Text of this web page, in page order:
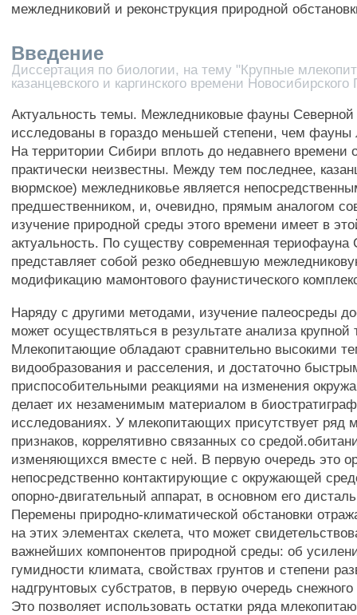
межледниковий и реконструкция природной
Введение
Диссертация по биологии, на тему "Крупные
казанцевского и каргинского времени
Актуальность темы. Межледниковые фауны
исследованы в гораздо меньшей степени, чем фауны
На территории Сибири вплоть до недавнего времени
практически неизвестны. Между тем последнее,
вюрмское) межледниковье является
предшественником, и, очевидно, прямым аналогом
изучение природной среды этого времени имеет в
актуальность. По существу современная териофауна
представляет собой резко обедневшую
модификацию мамонтового фаунистического
Наряду с другими методами, изучение палеосреды
может осуществляться в результате анализа
Млекопитающие обладают сравнительно высокими
видообразования и расселения, и достаточно
приспособительными реакциями на изменения
делает их незаменимым материалом в
исследованиях. У млекопитающих присутствует ряд
признаков, коррелятивно связанных со
изменяющихся вместе с ней. В первую очередь это
непосредственно контактирующие с окружающей
опорно-двигательный аппарат, в основном его
Перемены природно-климатической обстановки
на этих элементах скелета, что может
важнейших компонентов природной среды: об
гумидности климата, свойствах грунтов и степени
надгрунтовых субстратов, в первую очередь
Это позволяет использовать остатки ряда